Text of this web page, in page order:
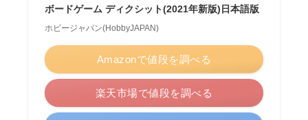
ボードゲーム ディクシット(2021年新版)日本語版
ホビージャパン(HobbyJAPAN)
Amazonで値段を調べる
楽天市場で値段を調べる